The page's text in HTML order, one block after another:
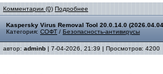
Комментарии (0) Подробнее
Kaspersky Virus Removal Tool 20.0.14.0
Категория: СОФТ / Безопасность-антивирусы
автор: adminb | 7-04-2026, 21:39 | Просмотров: 4200